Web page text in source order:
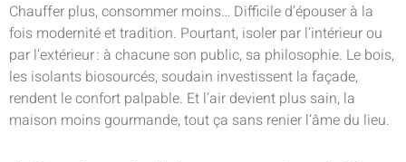
Chauffer plus, consommer moins… Difficile d’épouser à la
fois modernité et tradition. Pourtant, isoler par l’intérieur ou
par l’extérieur : à chacune son public, sa philosophie. Le bois,
les isolants biosourcés, soudain investissent la façade,
rendent le confort palpable. Et l’air devient plus sain, la
maison moins gourmande, tout ça sans renier l’âme du lieu.